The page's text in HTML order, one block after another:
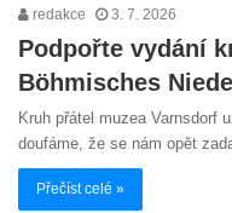
redakce 3. 7. 2026
Podpořte vydání
Böhmisches
Kruh přátel muzea Varnsdorf
doufáme, že se nám opět
Přečíst celé »